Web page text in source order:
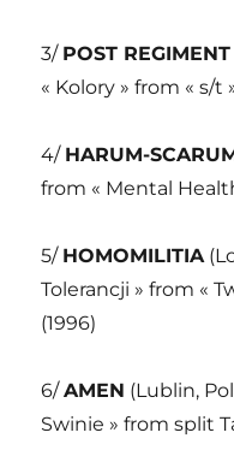
3/ POST REGIMENT
« Kolory » from « s/t
4/ HARUM-
from « Mental
5/ HOMOMILITIA
Tolerancji » from «
(1996)
6/AMEN (Lublin,
Swinie » from split